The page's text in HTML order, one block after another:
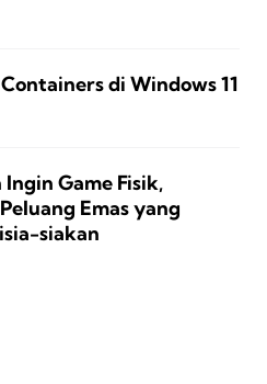
di Windows 11
Ingin Game Fisik,
Emas yang
siakan